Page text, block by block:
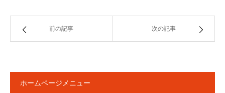
前の記事 次の記事
ホームページメニュー